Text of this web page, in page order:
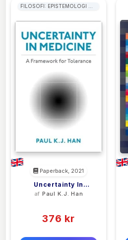
FILOSOFI: EPISTEMOLOGI OG
Paperback, 2021
Uncertainty In
Medicine
af Paul K.J. Han
376 kr